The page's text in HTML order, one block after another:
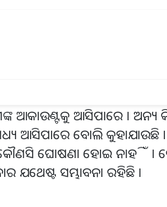
ଆକାଉଣ୍ଟକୁ ଆସିପାରେ । ଅନ୍ୟ
ଆସିପାରେ ବୋଲି କୁହାଯାଉଛି ।
ଘୋଷଣା ହୋଇ ନାହିଁ ।
ଯଥେଷ୍ଟ ସମ୍ଭାବନା ରହିଛି ।